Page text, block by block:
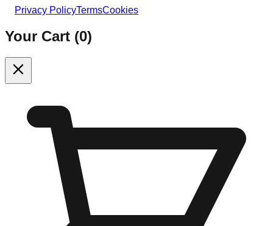
Privacy PolicyTermsCookies
Your Cart (0)